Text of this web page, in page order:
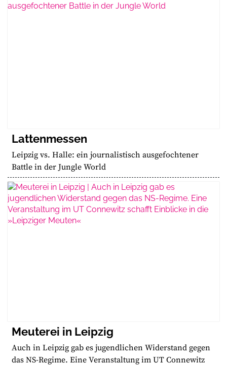
Lattenmessen
Leipzig vs. Halle: ein journalistisch ausgefochtener
Battle in der Jungle World
Meuterei in Leipzig
Auch in Leipzig gab es jugendlichen Widerstand gegen
das NS-Regime. Eine Veranstaltung im UT Connewitz